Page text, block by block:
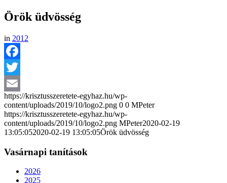
Örök üdvösség
in 2012
Facebook
Twitter
Email
https://krisztusszeretete-egyhaz.hu/wp-
content/uploads/2019/10/logo2.png 0 0 MPeter
https://krisztusszeretete-egyhaz.hu/wp-
content/uploads/2019/10/logo2.png MPeter2020-02-19
13:05:052020-02-19 13:05:05Örök üdvösség
Vasárnapi tanítások
2026
2025